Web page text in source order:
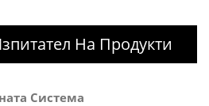
На Продукти
Система